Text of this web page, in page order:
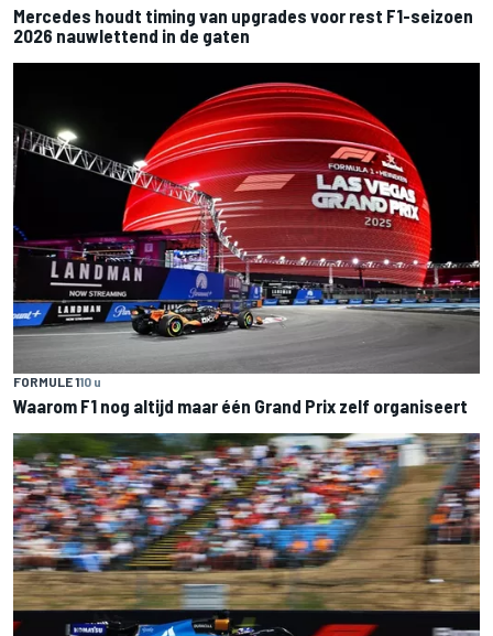
Mercedes houdt timing van upgrades voor rest F1-seizoen
2026 nauwlettend in de gaten
FORMULE 110 u
Waarom F1 nog altijd maar één Grand Prix zelf organiseert